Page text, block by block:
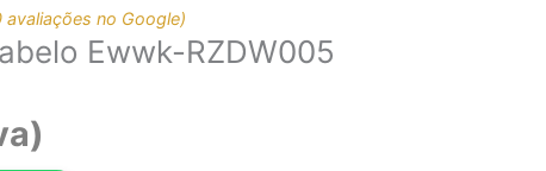
avaliações no Google)
Ewwk-RZDW005